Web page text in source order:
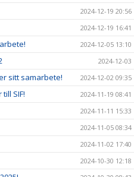
2024-12-19 20:56
2024-12-19 16:41
2024-12-05 13:10
2024-12-03
sitt samarbete! 2024-12-02 09:35
SIF! 2024-11-19 08:41
2024-11-11 15:33
2024-11-05 08:34
2024-11-02 17:40
2024-10-30 12:18